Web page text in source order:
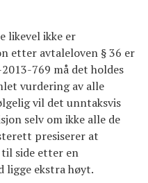
likevel ikke er
etter avtaleloven § 36 er
769 må det holdes
vurdering av alle
vil det unntaksvis
selv om ikke alle de
presiserer at
side etter en
ligge ekstra høyt.